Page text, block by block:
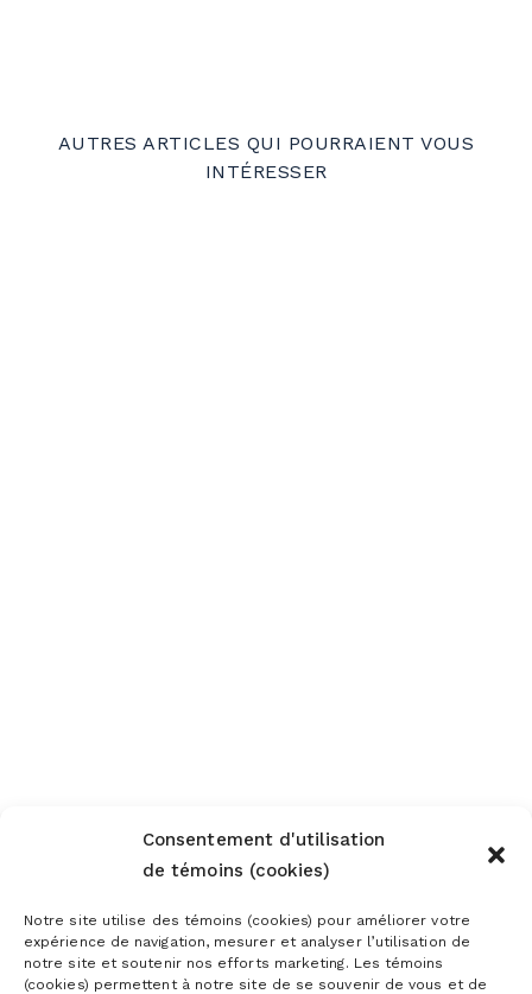
Consentement d'utilisation
de témoins (cookies)
Notre site utilise des témoins (cookies) pour améliorer votre
expérience de navigation, mesurer et analyser l’utilisation de
notre site et soutenir nos efforts marketing. Les témoins
(cookies) permettent à notre site de se souvenir de vous et de
AUTRES ARTICLES QUI POURRAIENT VOUS
INTÉRESSER